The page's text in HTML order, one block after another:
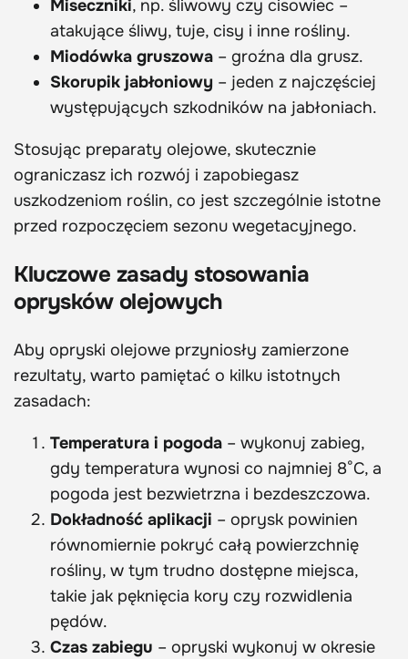
Miseczniki, np. śliwowy czy cisowiec –
atakujące śliwy, tuje, cisy i inne rośliny.
Miodówka gruszowa – groźna dla grusz.
Skorupik jabłoniowy – jeden z najczęściej
występujących szkodników na jabłoniach.
Stosując preparaty olejowe, skutecznie
ograniczasz ich rozwój i zapobiegasz
uszkodzeniom roślin, co jest szczególnie istotne
przed rozpoczęciem sezonu wegetacyjnego.
Kluczowe zasady stosowania
oprysków olejowych
Aby opryski olejowe przyniosły zamierzone
rezultaty, warto pamiętać o kilku istotnych
zasadach:
Temperatura i pogoda – wykonuj zabieg,
gdy temperatura wynosi co najmniej 8°C, a
pogoda jest bezwietrzna i bezdeszczowa.
Dokładność aplikacji – oprysk powinien
równomiernie pokryć całą powierzchnię
rośliny, w tym trudno dostępne miejsca,
takie jak pęknięcia kory czy rozwidlenia
pędów.
Czas zabiegu – opryski wykonuj w okresie